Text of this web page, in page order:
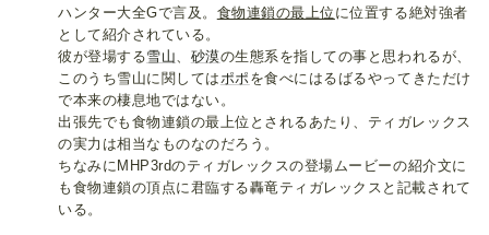
ハンター大全Gで言及。 食物連鎖の最上位 に位置する絶対強者
として紹介されている。
彼が登場する雪山 砂漠の生態系を指しての事と思われるが、
このうち雪山に関しては ポポ を食べにはるばるやってきただけ
で本来の棲息地ではない。
出張先でも食物連鎖の最上位とされるあたり、ティガレックス
の実力は相当なものなのだろう。
ちなみにMHP3rdのティガレックスの登場ムービーの紹介文に
も食物連鎖の頂点に君臨する轟竜ティガレックスと記載されて
いる。